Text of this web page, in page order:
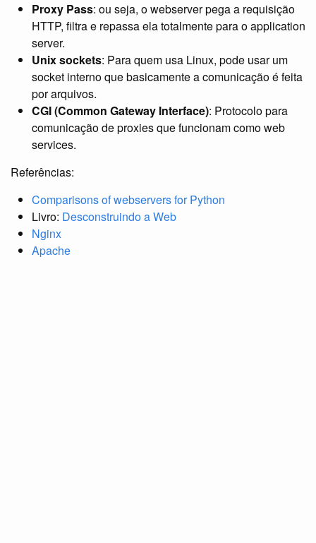
Proxy Pass: ou seja, o webserver pega a requisição
HTTP, filtra e repassa ela totalmente para o application
server.
Unix sockets: Para quem usa Linux, pode usar um
socket interno que basicamente a comunicação é feita
por arquivos.
CGI (Common Gateway Interface): Protocolo para
comunicação de proxies que funcionam como web
services.
Referências:
Comparisons of webservers for Python
Livro: Desconstruindo a Web
Nginx
Apache